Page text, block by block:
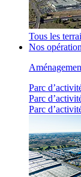
Tous les
Nos
Parc
Parc
Parc